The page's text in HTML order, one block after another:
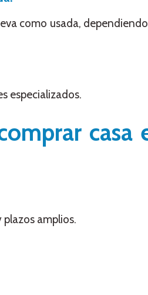
como usada,
especializados.
casa
amplios.